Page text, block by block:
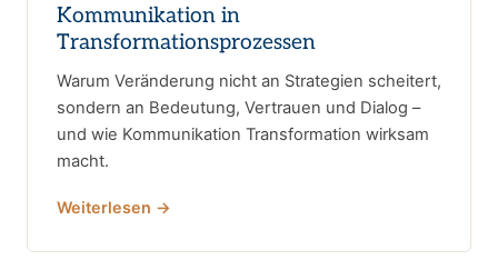
Kommunikation in
Transformationsprozessen
Warum Veränderung nicht an Strategien scheitert,
sondern an Bedeutung, Vertrauen und Dialog –
und wie Kommunikation Transformation wirksam
macht.
Weiterlesen →